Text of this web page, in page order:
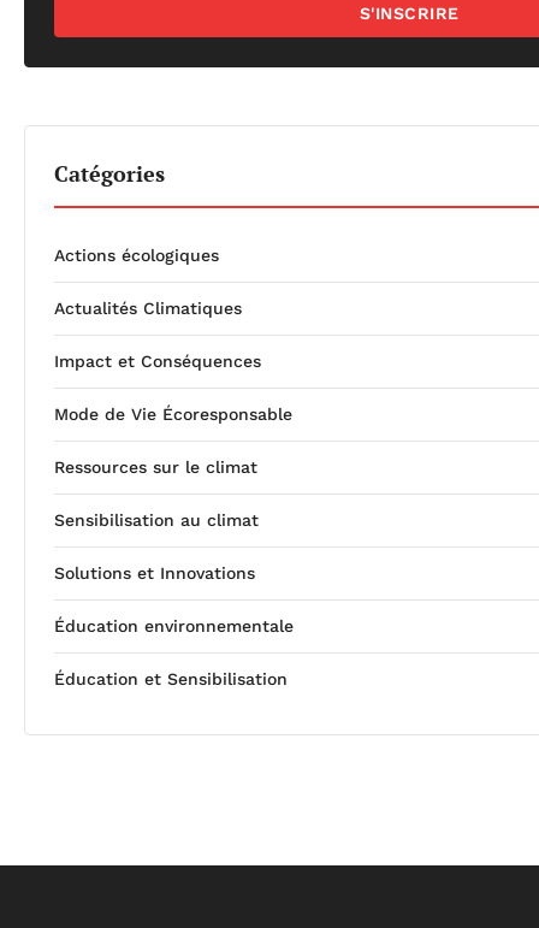
S'INSCRIRE
Catégories
Actions écologiques
Actualités Climatiques
Impact et Conséquences
Mode de Vie Écoresponsable
Ressources sur le climat
Sensibilisation au climat
Solutions et Innovations
Éducation environnementale
Éducation et Sensibilisation